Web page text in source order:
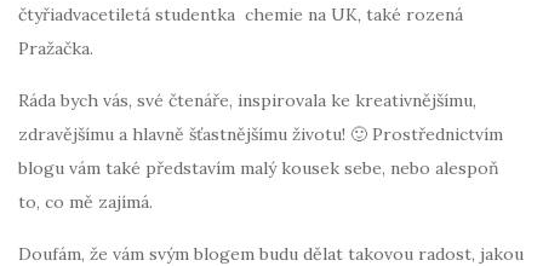
čtyřiadvacetiletá studentka chemie na UK, také rozená
Pražačka.
Ráda bych vás, své čtenáře, inspirovala ke kreativnějšímu,
zdravějšímu a hlavně šťastnějšímu životu! 🙂 Prostřednictvím
blogu vám také představím malý kousek sebe, nebo alespoň
to, co mě zajímá.
Doufám, že vám svým blogem budu dělat takovou radost, jakou